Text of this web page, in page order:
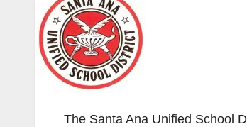
The Santa Ana Unified School